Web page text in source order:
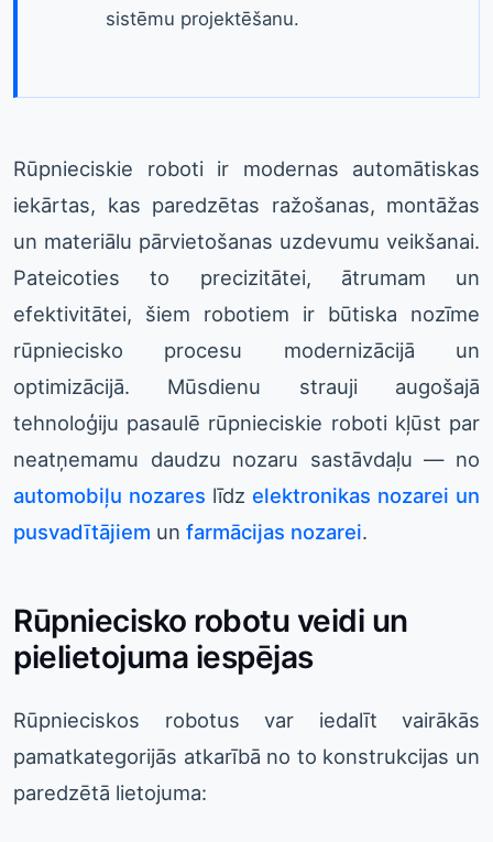
sistēmu projektēšanu.
Rūpnieciskie roboti ir modernas automātiskas
iekārtas, kas paredzētas ražošanas, montāžas
un materiālu pārvietošanas uzdevumu veikšanai.
Pateicoties to precizitātei, ātrumam un
efektivitātei, šiem robotiem ir būtiska nozīme
rūpniecisko procesu modernizācijā un
optimizācijā. Mūsdienu strauji augošajā
tehnoloģiju pasaulē rūpnieciskie roboti kļūst par
neatņemamu daudzu nozaru sastāvdaļu — no
automobiļu nozares līdz elektronikas nozarei un
pusvadītājiem un farmācijas nozarei.
Rūpniecisko robotu veidi un
pielietojuma iespējas
Rūpnieciskos robotus var iedalīt vairākās
pamatkategorijās atkarībā no to konstrukcijas un
paredzētā lietojuma: